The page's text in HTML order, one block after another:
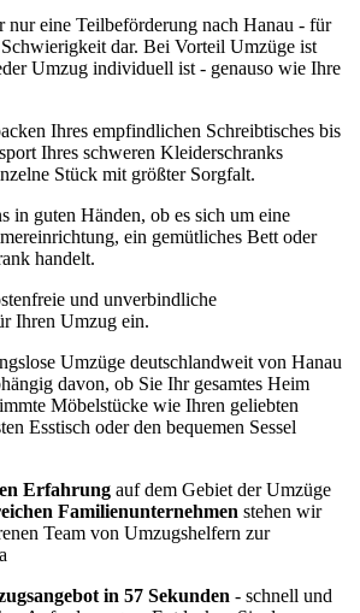
eine Teilbeförderung nach Hanau - für
dar. Bei Vorteil Umzüge ist
Umzug individuell ist - genauso wie Ihre
Ihres empfindlichen Schreibtisches bis
Ihres schweren Kleiderschranks
Stück mit größter Sorgfalt.
in guten Händen, ob es sich um eine
ein gemütliches Bett oder
handelt.
und unverbindliche
Ihren Umzug ein.
Umzüge deutschlandweit von Hanau
davon, ob Sie Ihr gesamtes Heim
Möbelstücke wie Ihren geliebten
Esstisch oder den bequemen Sessel
Erfahrung auf dem Gebiet der Umzüge
Familienunternehmen stehen wir
Team von Umzugshelfern zur
in 57 Sekunden - schnell und